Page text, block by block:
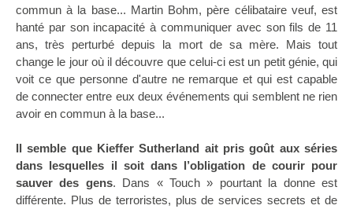
commun à la base... Martin Bohm, père célibataire veuf, est
hanté par son incapacité à communiquer avec son fils de 11
ans, très perturbé depuis la mort de sa mère. Mais tout
change le jour où il découvre que celui-ci est un petit génie, qui
voit ce que personne d'autre ne remarque et qui est capable
de connecter entre eux deux événements qui semblent ne rien
avoir en commun à la base...
Il semble que Kieffer Sutherland ait pris goût aux séries
dans lesquelles il soit dans l’obligation de courir pour
sauver des gens. Dans « Touch » pourtant la donne est
différente. Plus de terroristes, plus de services secrets et de